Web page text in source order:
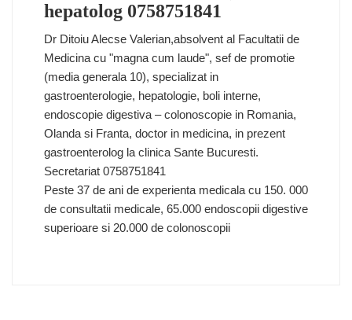
hepatolog 0758751841
Dr Ditoiu Alecse Valerian,absolvent al Facultatii de
Medicina cu "magna cum laude", sef de promotie
(media generala 10), specializat in
gastroenterologie, hepatologie, boli interne,
endoscopie digestiva – colonoscopie in Romania,
Olanda si Franta, doctor in medicina, in prezent
gastroenterolog la clinica Sante Bucuresti.
Secretariat 0758751841
Peste 37 de ani de experienta medicala cu 150. 000
de consultatii medicale, 65.000 endoscopii digestive
superioare si 20.000 de colonoscopii